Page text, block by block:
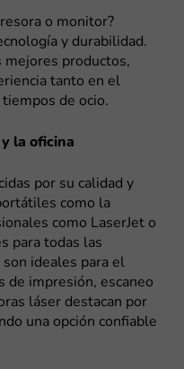
o monitor?
y durabilidad.
mejores productos,
tanto en el
de ocio.
la oficina
por su calidad y
como la
como LaserJet o
para todas las
ideales para el
de impresión, escaneo
láser destacan por
una opción confiable